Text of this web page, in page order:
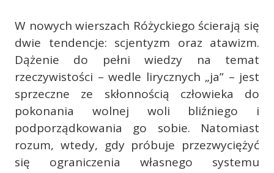
W nowych wierszach Różyckiego ścierają się
dwie tendencje: scjentyzm oraz atawizm.
Dążenie do pełni wiedzy na temat
rzeczywistości – wedle lirycznych „ja” – jest
sprzeczne ze skłonnością człowieka do
pokonania wolnej woli bliźniego i
podporządkowania go sobie. Natomiast
rozum, wtedy, gdy próbuje przezwyciężyć
się ograniczenia własnego systemu